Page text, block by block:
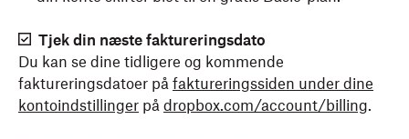
Tjek din næste faktureringsdato
Du kan se dine tidligere og kommende
faktureringsdatoer på faktureringssiden under dine
kontoindstillinger på dropbox.com/account/billing.